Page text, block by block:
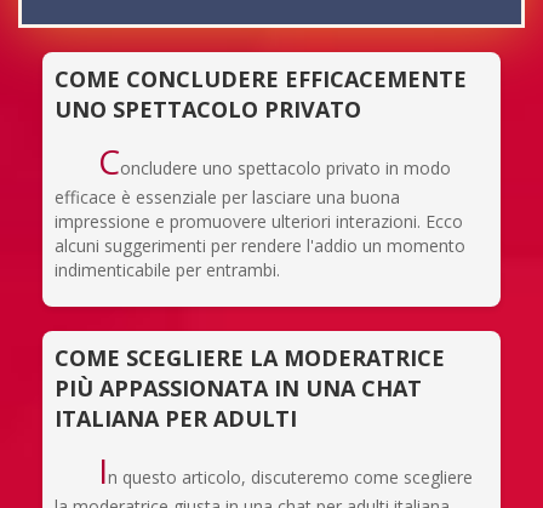
COME CONCLUDERE EFFICACEMENTE
UNO SPETTACOLO PRIVATO
Concludere uno spettacolo privato in modo
efficace è essenziale per lasciare una buona
impressione e promuovere ulteriori interazioni. Ecco
alcuni suggerimenti per rendere l'addio un momento
indimenticabile per entrambi.
COME SCEGLIERE LA MODERATRICE
PIÙ APPASSIONATA IN UNA CHAT
ITALIANA PER ADULTI
In questo articolo, discuteremo come scegliere